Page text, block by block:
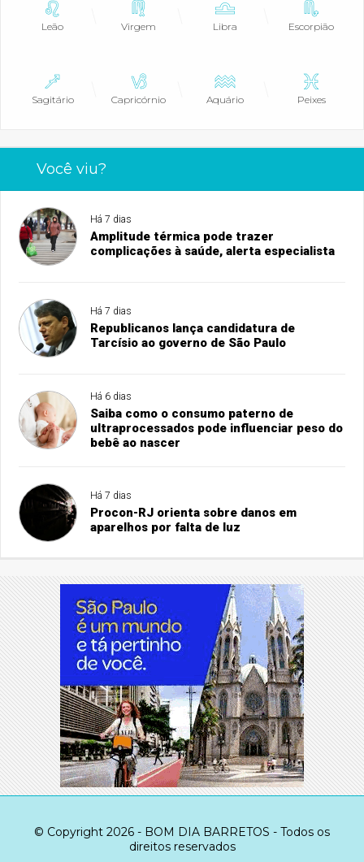
Leão Virgem Libra Escorpião
Sagitário Capricórnio Aquário Peixes
Você viu?
Há 7 dias
Amplitude térmica pode trazer
complicações à saúde, alerta especialista
Há 7 dias
Republicanos lança candidatura de
Tarcísio ao governo de São Paulo
Há 6 dias
Saiba como o consumo paterno de
ultraprocessados pode influenciar peso do
bebê ao nascer
Há 7 dias
Procon-RJ orienta sobre danos em
aparelhos por falta de luz
© Copyright 2026 - BOM DIA BARRETOS - Todos os
direitos reservados